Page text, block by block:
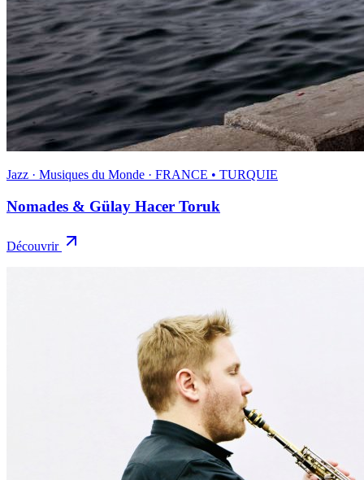
Jazz · Musiques du Monde · FRANCE • TURQUIE
Nomades & Gülay Hacer Toruk
Découvrir